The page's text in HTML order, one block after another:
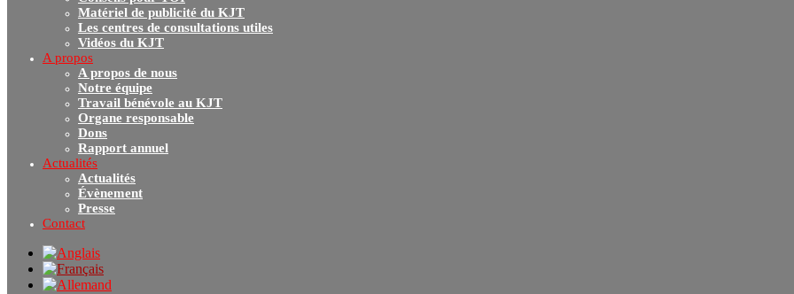
Matériel de publicité du KJT
Les centres de consultations utiles
Vidéos du KJT
A propos
A propos de nous
Notre équipe
Travail bénévole au KJT
Organe responsable
Dons
Rapport annuel
Actualités
Actualités
Évènement
Presse
Contact